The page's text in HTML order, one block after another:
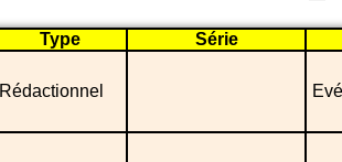
Type Série
Rédactionnel